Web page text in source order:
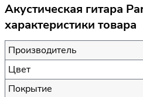
Акустическая гитара
характеристики товара
Производитель
Цвет
Покрытие